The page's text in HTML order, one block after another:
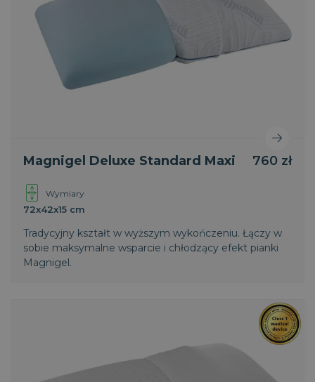
Magnigel Deluxe Standard Maxi 760 zł
Wymiary
72x42x15 cm
Tradycyjny kształt w wyższym wykończeniu. Łączy w
sobie maksymalne wsparcie i chłodzący efekt pianki
Magnigel.